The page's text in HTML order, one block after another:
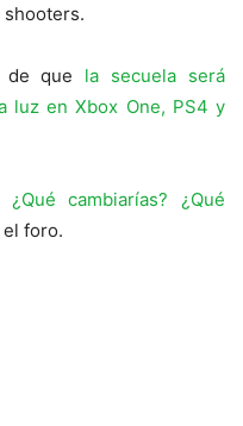
shooters.
de que la secuela será
luz en Xbox One, PS4 y
cambiarías? ¿Qué
foro.